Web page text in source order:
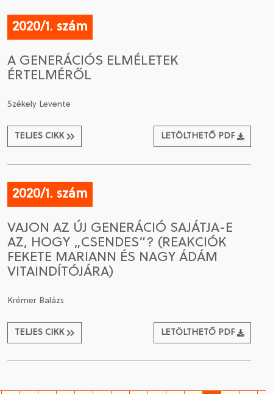
2020/1. szám
A GENERÁCIÓS ELMÉLETEK
ÉRTELMÉRŐL
Székely Levente
TELJES CIKK LETÖLTHETŐ PDF
2020/1. szám
VAJON AZ ÚJ GENERÁCIÓ SAJÁTJA-E
AZ, HOGY „CSENDES”? (REAKCIÓK
FEKETE MARIANN ÉS NAGY ÁDÁM
VITAINDÍTÓJÁRA)
Krémer Balázs
TELJES CIKK LETÖLTHETŐ PDF